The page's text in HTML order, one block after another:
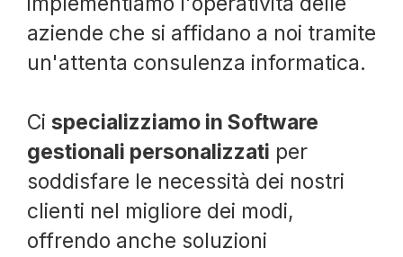
aziende che si affidano a noi tramite
un'attenta consulenza informatica.
Ci specializziamo in Software
gestionali personalizzati per
soddisfare le necessità dei nostri
clienti nel migliore dei modi,
offrendo anche soluzioni